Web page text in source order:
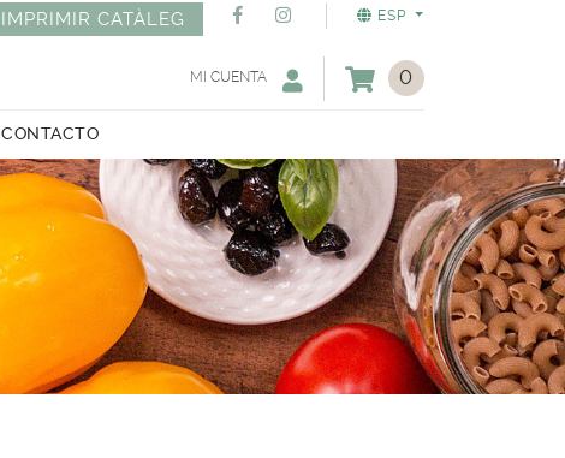
ESP
IMPRIMIR CATÀLEG
0
MI CUENTA
CONTACTO